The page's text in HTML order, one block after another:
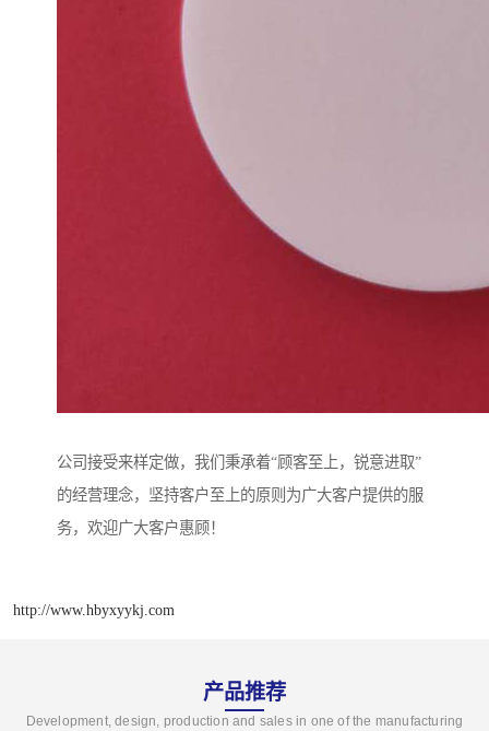
公司接受来样定做，我们秉承着“顾客至上，锐意进取”
的经营理念，坚持客户至上的原则为广大客户提供的服
务，欢迎广大客户惠顾！
http://www.hbyxyykj.com
产品推荐
Development, design, production and sales in one of the manufacturing